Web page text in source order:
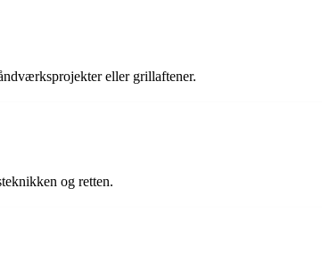
eller grillaftener.
og retten.